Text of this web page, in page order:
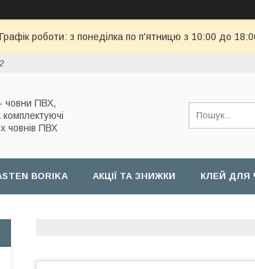
Графік роботи: з понеділка по п'ятницю з 10:00 до
човни ПВХ,
човнів ПВХ
BORIKA АКЦІЇ ТА ЗНИЖКИ КЛЕЙ ДЛЯ